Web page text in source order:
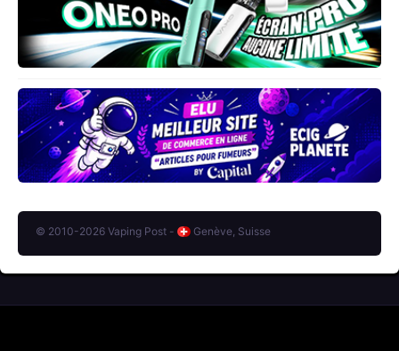
© 2010-2026 Vaping Post - Genève, Suisse